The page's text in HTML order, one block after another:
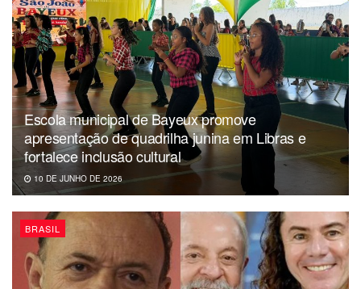
Escola municipal de Bayeux promove
apresentação de quadrilha junina em Libras e
fortalece inclusão cultural
10 DE JUNHO DE 2026
BRASIL